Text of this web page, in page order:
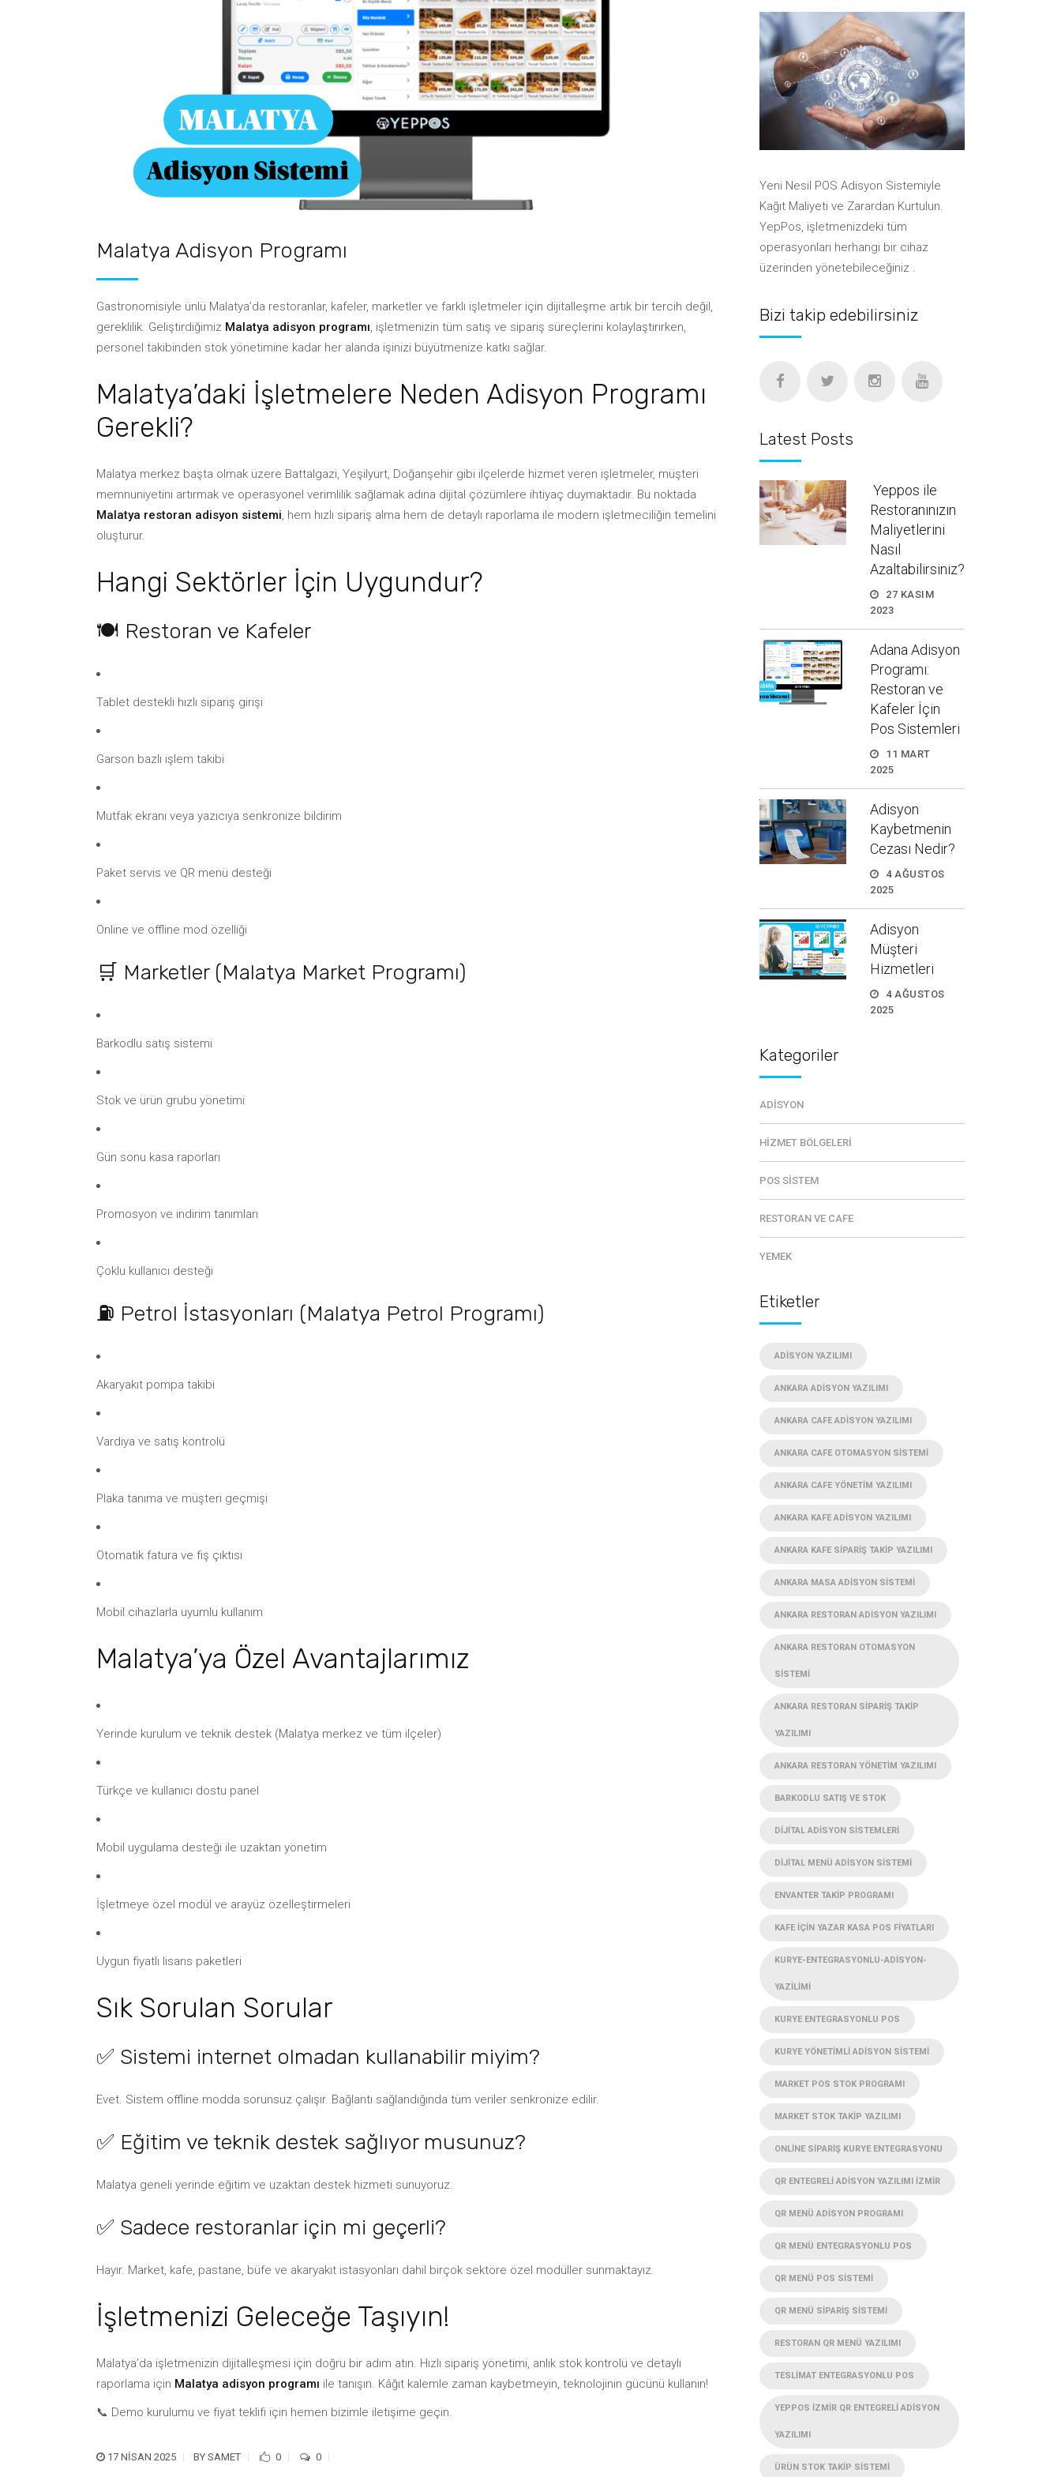
Sistemleri
Boya & Hırdavat Barkod
Sistemleri
Takı & Aksesuar Barkod
Sistemleri
Ayakkabı Barkod Sistemleri
Web Sitesi ve Sipariş Alt Yapısı
Müşteri Yönetimi
Tedarikçi Takibi
Kazanç Yönetimi
Gelir-Gider Raporu
Tahsilatlar Raporu
Stoktaki Ürünler Raporu
KDV Raporu
Kurye Yazılımları ile
Entegrasyon
Anlaşmalı Kurye Şirketleri
Yazarkasa Pos Entegrasyonları
Takı & Aksesuar Barkod
Sistemleri
Ayakkabı Barkod Sistemleri
Su Bayisi Sipariş Sistemleri
Kazanç Yönetimi Stoktaki Ürünler Raporu
KDV Raporu
Yazarkasa Pos Entegrasyonları
Malatya Adisyon Programı
Gastronomisiyle ünlü Malatya’da restoranlar, kafeler, marketler ve farklı işletmeler için dijitalleşme artık bir tercih değil,
gereklilik. Geliştirdiğimiz Malatya adisyon programı, işletmenizin tüm satış ve sipariş süreçlerini kolaylaştırırken,
personel takibinden stok yönetimine kadar her alanda işinizi büyütmenize katkı sağlar.
Malatya’daki İşletmelere Neden Adisyon Programı
Gerekli?
Malatya merkez başta olmak üzere Battalgazi, Yeşilyurt, Doğanşehir gibi ilçelerde hizmet veren işletmeler, müşteri
memnuniyetini artırmak ve operasyonel verimlilik sağlamak adına dijital çözümlere ihtiyaç duymaktadır. Bu noktada
Malatya restoran adisyon sistemi, hem hızlı sipariş alma hem de detaylı raporlama ile modern işletmeciliğin temelini
oluşturur.
Hangi Sektörler İçin Uygundur?
🍽️ Restoran ve Kafeler
Tablet destekli hızlı sipariş girişi
Garson bazlı işlem takibi
Mutfak ekranı veya yazıcıya senkronize bildirim
Paket servis ve QR menü desteği
Online ve offline mod özelliği
🛒 Marketler (Malatya Market Programı)
Barkodlu satış sistemi
Stok ve ürün grubu yönetimi
Gün sonu kasa raporları
Promosyon ve indirim tanımları
Çoklu kullanıcı desteği
⛽ Petrol İstasyonları (Malatya Petrol Programı)
Akaryakıt pompa takibi
Vardiya ve satış kontrolü
Plaka tanıma ve müşteri geçmişi
Otomatik fatura ve fiş çıktısı
Mobil cihazlarla uyumlu kullanım
Malatya’ya Özel Avantajlarımız
Yerinde kurulum ve teknik destek (Malatya merkez ve tüm ilçeler)
Türkçe ve kullanıcı dostu panel
Mobil uygulama desteği ile uzaktan yönetim
İşletmeye özel modül ve arayüz özelleştirmeleri
Uygun fiyatlı lisans paketleri
Sık Sorulan Sorular
✅ Sistemi internet olmadan kullanabilir miyim?
Evet. Sistem offline modda sorunsuz çalışır. Bağlantı sağlandığında tüm veriler senkronize edilir.
✅ Eğitim ve teknik destek sağlıyor musunuz?
Malatya geneli yerinde eğitim ve uzaktan destek hizmeti sunuyoruz.
✅ Sadece restoranlar için mi geçerli?
Hayır. Market, kafe, pastane, büfe ve akaryakıt istasyonları dahil birçok sektöre özel modüller sunmaktayız.
İşletmenizi Geleceğe Taşıyın!
Malatya’da işletmenizin dijitalleşmesi için doğru bir adım atın. Hızlı sipariş yönetimi, anlık stok kontrolü ve detaylı
raporlama için Malatya adisyon programı ile tanışın. Kâğıt kalemle zaman kaybetmeyin, teknolojinin gücünü kullanın!
📞 Demo kurulumu ve fiyat teklifi için hemen bizimle iletişime geçin.
17 NISAN 2025 BY SAMET 0 0
Yeni Nesil POS Adisyon Sistemiyle
Kağıt Maliyeti ve Zarardan Kurtulun.
YepPos, işletmenizdeki tüm
operasyonları herhangi bir cihaz
üzerinden yönetebileceğiniz .
Bizi takip edebilirsiniz
Latest Posts
Yeppos ile
Restoranınızın
Maliyetlerini
Nasıl
Azaltabilirsiniz?
27 KASIM
2023
Adana Adisyon
Programı:
Restoran ve
Kafeler İçin
Pos Sistemleri
11 MART
2025
Adisyon
Kaybetmenin
Cezası Nedir?
4 AĞUSTOS
2025
Adisyon
Müşteri
Hizmetleri
4 AĞUSTOS
2025
Kategoriler
ADISYON
HIZMET BÖLGELERI
POS SISTEM
RESTORAN VE CAFE
YEMEK
Etiketler
ADISYON YAZILIMI
ANKARA ADISYON YAZILIMI
ANKARA CAFE ADISYON YAZILIMI
ANKARA CAFE OTOMASYON SISTEMI
ANKARA CAFE YÖNETIM YAZILIMI
ANKARA KAFE ADISYON YAZILIMI
ANKARA KAFE SIPARIŞ TAKIP YAZILIMI
ANKARA MASA ADISYON SISTEMI
ANKARA RESTORAN ADISYON YAZILIMI
ANKARA RESTORAN OTOMASYON
SISTEMI
ANKARA RESTORAN SIPARIŞ TAKIP
YAZILIMI
ANKARA RESTORAN YÖNETIM YAZILIMI
BARKODLU SATIŞ VE STOK
DIJITAL ADISYON SISTEMLERI
DIJITAL MENÜ ADISYON SISTEMI
ENVANTER TAKIP PROGRAMI
KAFE IÇIN YAZAR KASA POS FIYATLARI
KURYE-ENTEGRASYONLU-ADISYON-
YAZILIMI
KURYE ENTEGRASYONLU POS
KURYE YÖNETIMLI ADISYON SISTEMI
MARKET POS STOK PROGRAMI
MARKET STOK TAKIP YAZILIMI
ONLINE SIPARIŞ KURYE ENTEGRASYONU
QR ENTEGRELI ADISYON YAZILIMI İZMIR
QR MENÜ ADISYON PROGRAMI
QR MENÜ ENTEGRASYONLU POS
QR MENÜ POS SISTEMI
QR MENÜ SIPARIŞ SISTEMI
RESTORAN QR MENÜ YAZILIMI
TESLIMAT ENTEGRASYONLU POS
YEPPOS İZMIR QR ENTEGRELI ADISYON
YAZILIMI
ÜRÜN STOK TAKIP SISTEMI